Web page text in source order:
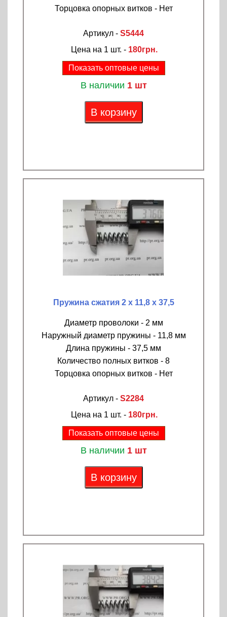
Торцовка опорных витков - Нет
Артикул - S5444
Цена на 1 шт. - 180грн.
Показать оптовые цены
В наличии 1 шт
В корзину
Пружина сжатия 2 х 11,8 х 37,5
Диаметр проволоки - 2 мм
Наружный диаметр пружины - 11,8 мм
Длина пружины - 37,5 мм
Количество полных витков - 8
Торцовка опорных витков - Нет
Артикул - S2284
Цена на 1 шт. - 180грн.
Показать оптовые цены
В наличии 1 шт
В корзину